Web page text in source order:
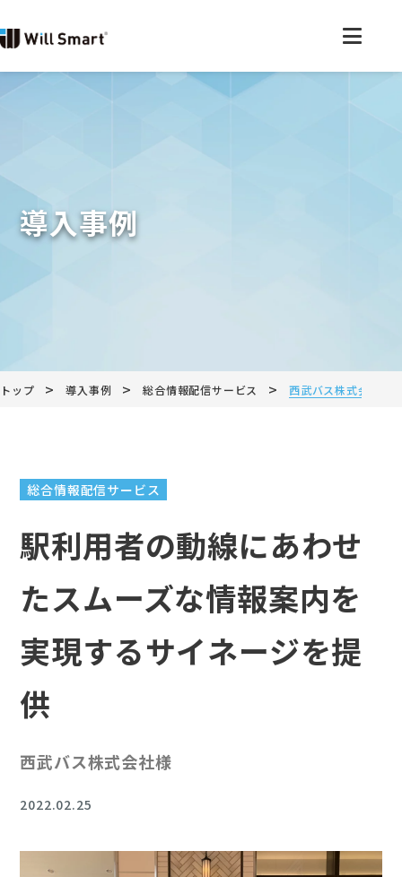
導入事例
トップ > 導入事例 > 総合情報配信サービス > 西武バス株式会社様
総合情報配信サービス
駅利用者の動線にあわせ
たスムーズな情報案内を
実現するサイネージを提
供
西武バス株式会社様
2022.02.25